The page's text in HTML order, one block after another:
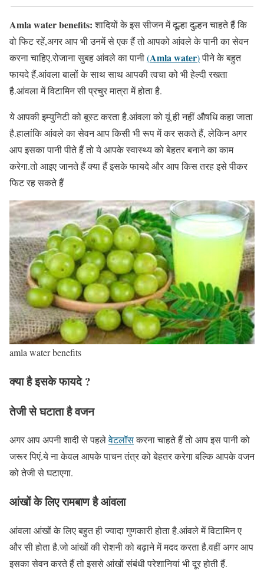
Amla water benefits:शादियों के इस सीजन में दूल्हा दुल्हन चाहते हैं कि
वो फिट रहें,अगर आप भी उनमें से एक हैं तो आपको आंवले के पानी का सेवन
करना चाहिए.रोजाना सुबह आंवले का पानी(Amla water)पीने के बहुत
फायदे हैं.आंवला बालों के साथ साथ आपकी त्वचा को भी हेल्दी रखता
है.आंवला में विटामिन सी प्रचुर मात्रा में होता है.
ये आपकी इम्युनिटी को बूस्ट करता है.आंवला को यूं ही नहीं औषधि कहा जाता
है.हालांकि आंवले का सेवन आप किसी भी रूप में कर सकते हैं, लेकिन अगर
आप इसका पानी पीते हैं तो ये आपके स्वास्थ्य को बेहतर बनाने का काम
करेगा.तो आइए जानते हैं क्या हैं इसके फायदे और आप किस तरह इसे पीकर
फिट रह सकते हैं
amla water benefits
क्या है इसके फायदे ?
तेजी से घटाता है वजन
अगर आप अपनी शादी से पहलेवेटलॉसकरना चाहते हैं तो आप इस पानी को
जरूर पिएं.ये ना केवल आपके पाचन तंत्र को बेहतर करेगा बल्कि आपके वजन
को तेजी से घटाएगा.
आंखों के लिए रामबाण है आंवला
आंवला आंखों के लिए बहुत ही ज्यादा गुणकारी होता है.आंवले में विटामिन ए
और सी होता है.जो आंखों की रोशनी को बढ़ाने में मदद करता है.वहीं अगर आप
इसका सेवन करते हैं तो इससे आंखों संबंधी परेशानियां भी दूर होती हैं.